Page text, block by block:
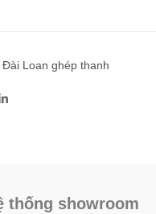
Loan ghép thanh
thống showroom